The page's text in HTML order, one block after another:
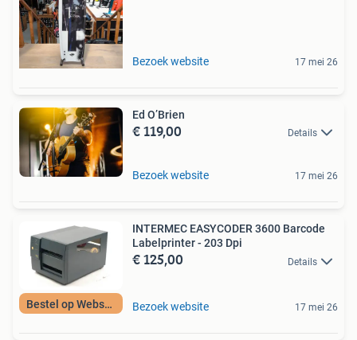
Bezoek website 17 mei 26
Ed O’Brien
€ 119,00 Details
Bezoek website 17 mei 26
Bestel op Webshop
INTERMEC EASYCODER 3600 Barcode
Labelprinter - 203 Dpi
€ 125,00 Details
Bezoek website 17 mei 26